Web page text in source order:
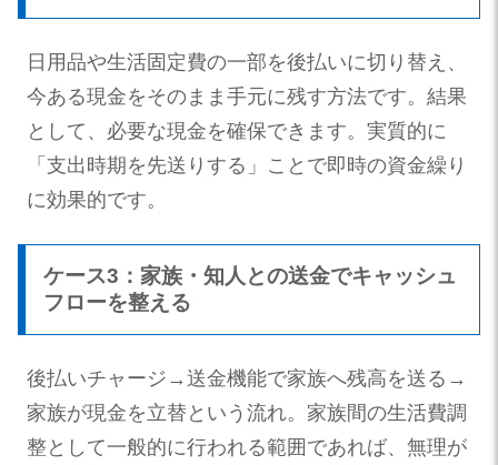
日用品や生活固定費の一部を後払いに切り替え、
今ある現金をそのまま手元に残す方法です。結果
として、必要な現金を確保できます。実質的に
「支出時期を先送りする」ことで即時の資金繰り
に効果的です。
ケース3：家族・知人との送金でキャッシュ
フローを整える
後払いチャージ→送金機能で家族へ残高を送る→
家族が現金を立替という流れ。家族間の生活費調
整として一般的に行われる範囲であれば、無理が